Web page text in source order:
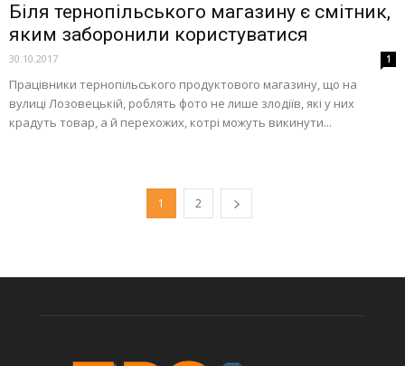
Біля тернопільського магазину є смітник,
яким заборонили користуватися
30.10.2017 1
Працівники тернопільського продуктового магазину, що на
вулиці Лозовецькій, роблять фото не лише злодіїв, які у них
крадуть товар, а й перехожих, котрі можуть викинути...
1 2